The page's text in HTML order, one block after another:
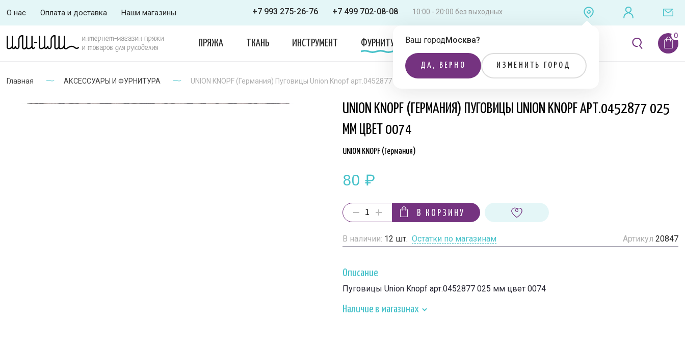
О нас Оплата и доставка Наши магазины +7 993 275-26-76 +7 499 702-08-08 10:00 - 20:00 без выходных
Ваш городМосква?
ДА, ВЕРНО ИЗМЕНИТЬ ГОРОД
интернет-магазин пряжи
и товаров для рукоделия
ПРЯЖА ТКАНЬ ИНСТРУМЕНТ ФУРНИТУРА ОДЕЖДА ЛИТЕРАТУРА
Главная АКСЕССУАРЫ И ФУРНИТУРА UNION KNOPF (Германия) Пуговицы Union Knopf арт.0452877 025 мм цвет 0074
UNION KNOPF (ГЕРМАНИЯ) ПУГОВИЦЫ UNION KNOPF АРТ.0452877 025
ММ ЦВЕТ 0074
UNION KNOPF (Германия)
80 ₽
В КОРЗИНУ
В наличии: 12 шт. Остатки по магазинам Артикул 20847
Описание
Пуговицы Union Knopf арт.0452877 025 мм цвет 0074
Наличие в магазинах